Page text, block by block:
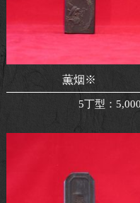
薫烟※
5丁型 ：